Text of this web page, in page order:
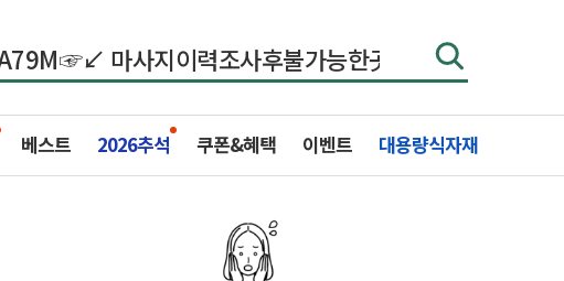
베스트 2026추석 쿠폰&혜택 이벤트 대용량식자재